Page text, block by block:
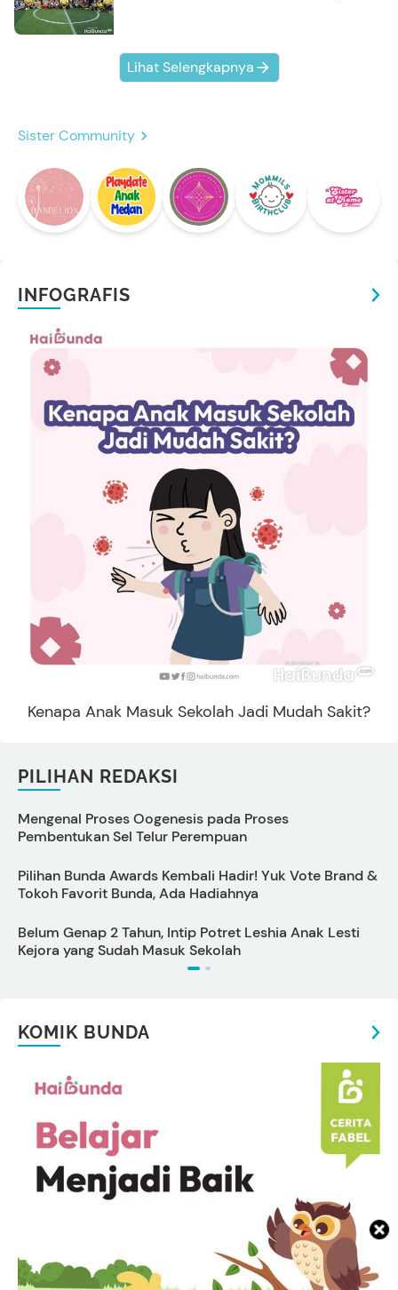
Lihat Selengkapnya
Sister Community
INFOGRAFIS
Kenapa Anak Masuk Sekolah Jadi Mudah Sakit?
PILIHAN REDAKSI
Mengenal Proses Oogenesis pada Proses
Pembentukan Sel Telur Perempuan
Pilihan Bunda Awards Kembali Hadir! Yuk Vote Brand &
Tokoh Favorit Bunda, Ada Hadiahnya
Belum Genap 2 Tahun, Intip Potret Leshia Anak Lesti
Kejora yang Sudah Masuk Sekolah
KOMIK BUNDA